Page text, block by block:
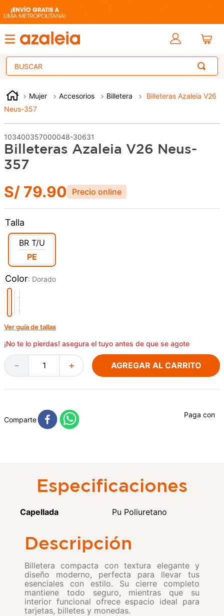
Buscar
Mujer Accesorios Billetera
Billeteras Azaleia V26
Neus-357
103400357000048-30631
Billeteras Azaleia V26 Neus-
357
S/ 79.90
Talla
BR T/U
PE
Color: Dorado
Ver guía de tallas
¡No te lo pierdas! asegura el tuyo antes de que se agote
＋
－ AGREGAR AL CARRITO
Comparte
Paga con
Especificaciones
Capellada Pu Poliuretano
Descripción
Billetera compacta con textura elegante y
diseño moderno, perfecta para llevar tus
esenciales con estilo. Su cierre completo
mantiene todo seguro, mientras que su
interior funcional ofrece espacio ideal para
tarjetas, billetes y monedas.